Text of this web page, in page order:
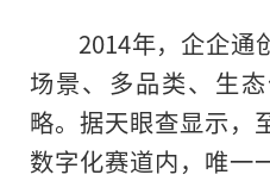
2014年，企企通
场景、多品类、生
略。据天眼查显示，
数字化赛道内，唯一